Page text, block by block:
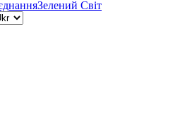
Зелений Світ